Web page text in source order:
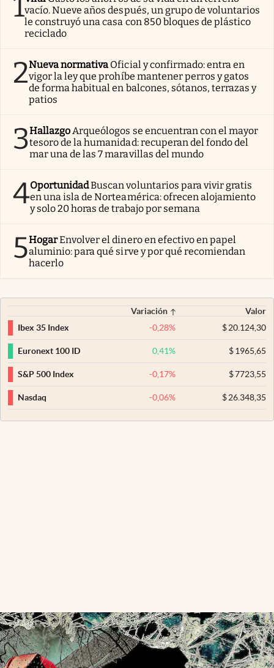
vacío. Nueve años después, un grupo de voluntarios
le construyó una casa con 850 bloques de plástico
reciclado
2Nueva normativa Oficial y confirmado: entra en
vigor la ley que prohíbe mantener perros y gatos
de forma habitual en balcones, sótanos, terrazas y
patios
3Hallazgo Arqueólogos se encuentran con el mayor
tesoro de la humanidad: recuperan del fondo del
mar una de las 7 maravillas del mundo
4OportunidadBuscan voluntarios para vivir gratis
en una isla de Norteamérica: ofrecen alojamiento
y solo 20 horas de trabajo por semana
5HogarEnvolver el dinero en efectivo en papel
aluminio: para qué sirve y por qué recomiendan
hacerlo
Variación
Valor
Ibex 35 Index
-0,28% $20.124,30
Euronext 100 ID 0,41% $1965,65
S&P 500 Index -0,17% $7723,55
Nasdaq -0,06% $26.348,35